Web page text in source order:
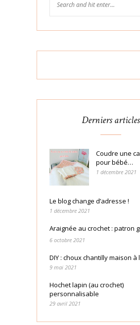
Derniers articles
Coudre une
pour bébé…
1 décembre 2021
Le blog change d’adresse !
1 décembre 2021
Araignée au crochet :
6 octobre 2021
DIY : choux chantilly maison à
9 mai 2021
Hochet lapin (au crochet)
personnalisable
29 avril 2021